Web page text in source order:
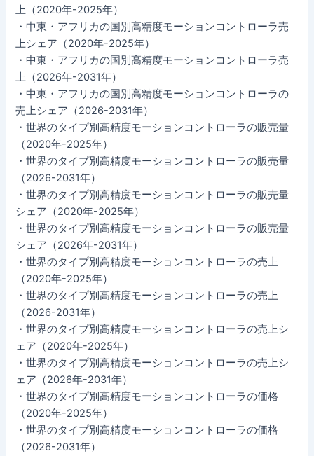
上（2020年-2025年）
・中東・アフリカの国別高精度モーションコントローラ売
上シェア（2020年-2025年）
・中東・アフリカの国別高精度モーションコントローラ売
上（2026年-2031年）
・中東・アフリカの国別高精度モーションコントローラの
売上シェア（2026-2031年）
・世界のタイプ別高精度モーションコントローラの販売量
（2020年-2025年）
・世界のタイプ別高精度モーションコントローラの販売量
（2026-2031年）
・世界のタイプ別高精度モーションコントローラの販売量
シェア（2020年-2025年）
・世界のタイプ別高精度モーションコントローラの販売量
シェア（2026年-2031年）
・世界のタイプ別高精度モーションコントローラの売上
（2020年-2025年）
・世界のタイプ別高精度モーションコントローラの売上
（2026-2031年）
・世界のタイプ別高精度モーションコントローラの売上シ
ェア（2020年-2025年）
・世界のタイプ別高精度モーションコントローラの売上シ
ェア（2026年-2031年）
・世界のタイプ別高精度モーションコントローラの価格
（2020年-2025年）
・世界のタイプ別高精度モーションコントローラの価格
（2026-2031年）